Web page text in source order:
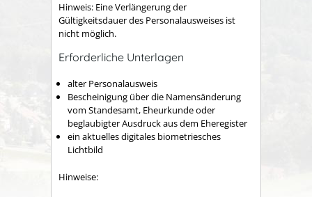
Hinweis: Eine Verlängerung der
Gültigkeitsdauer des Personalausweises ist
nicht möglich.
Erforderliche Unterlagen
alter Personalausweis
Bescheinigung über die Namensänderung
vom Standesamt, Eheurkunde oder
beglaubigter Ausdruck aus dem Eheregister
ein aktuelles digitales biometriesches
Lichtbild
Hinweise: